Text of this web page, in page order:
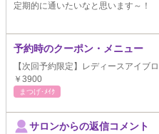
定期的に通いたいなと思います～！
予約時のクーポン・メニュー
【次回予約限定】レディースアイ
￥3900
まつげ･ﾒｲｸ
サロンからの返信コメント